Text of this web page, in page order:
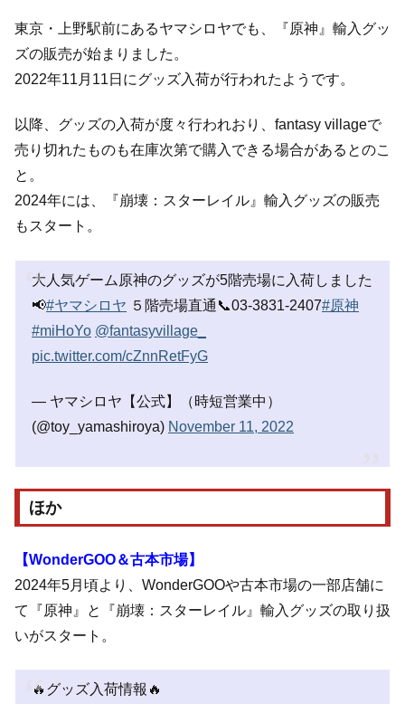
東京・上野駅前にあるヤマシロヤでも、『原神』輸入グッ
ズの販売が始まりました。
2022年11月11日にグッズ入荷が行われたようです。
以降、グッズの入荷が度々行われおり、fantasy villageで
売り切れたものも在庫次第で購入できる場合があるとのこ
と。
2024年には、『崩壊：スターレイル』輸入グッズの販売
もスタート。
大人気ゲーム原神のグッズが5階売場に入荷しました
📢#ヤマシロヤ ５階売場直通📞03-3831-2407#原神
#miHoYo @fantasyvillage_
pic.twitter.com/cZnnRetFyG
— ヤマシロヤ【公式】（時短営業中）
(@toy_yamashiroya) November 11, 2022
ほか
【WonderGOO＆古本市場】
2024年5月頃より、WonderGOOや古本市場の一部店舗に
て『原神』と『崩壊：スターレイル』輸入グッズの取り扱
いがスタート。
🔥グッズ入荷情報🔥